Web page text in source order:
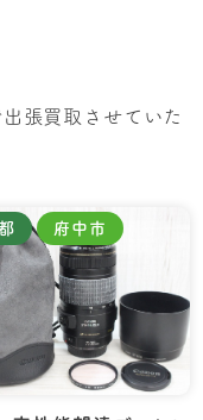
張買取させていた
府中市